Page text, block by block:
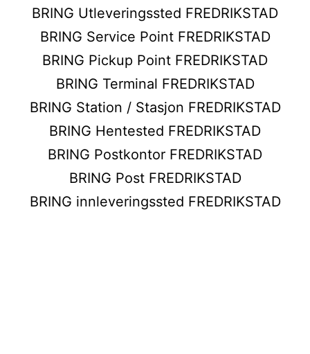
BRING Utleveringssted FREDRIKSTAD
BRING Service Point FREDRIKSTAD
BRING Pickup Point FREDRIKSTAD
BRING Terminal FREDRIKSTAD
BRING Station / Stasjon FREDRIKSTAD
BRING Hentested FREDRIKSTAD
BRING Postkontor FREDRIKSTAD
BRING Post FREDRIKSTAD
BRING innleveringssted FREDRIKSTAD